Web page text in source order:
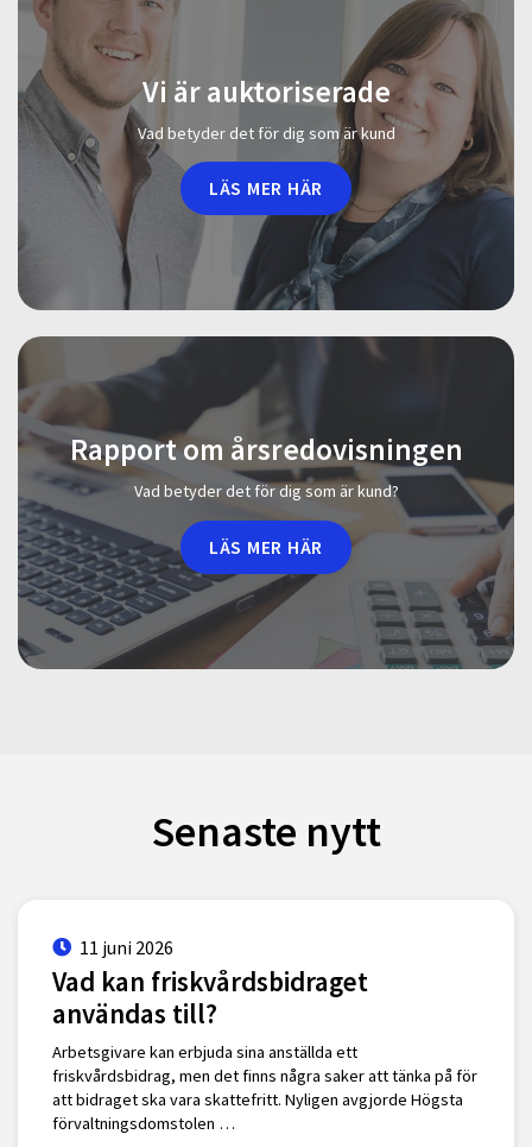
Vi är auktoriserade
Vad betyder det för dig som är kund
LÄS MER HÄR
Rapport om årsredovisningen
Vad betyder det för dig som är kund?
LÄS MER HÄR
Senaste nytt
11 juni 2026
Vad kan friskvårdsbidraget
användas till?
Arbetsgivare kan erbjuda sina anställda ett
friskvårdsbidrag, men det finns några saker att tänka på för
att bidraget ska vara skattefritt. Nyligen avgjorde Högsta
förvaltningsdomstolen …